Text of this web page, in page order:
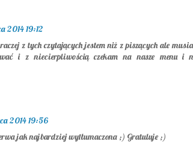
2014 19:12
z tych czytających jestem niż z piszących ale
i z niecierpliwością czekam na nasze menu i
2014 19:56
jak najbardziej wytłumaczona ;) Gratuluje ;)